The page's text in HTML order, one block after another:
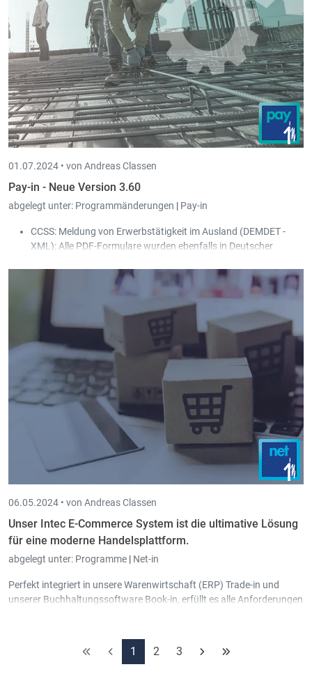
01.07.2024 • von Andreas Classen
Pay-in - Neue Version 3.60
abgelegt unter: Programmänderungen | Pay-in
CCSS: Meldung von Erwerbstätigkeit im Ausland (DEMDET -
XML): Alle PDF-Formulare wurden ebenfalls in Deutscher
Ausübung regelmäßiger Tätigkeiten in zwei oder mehr
Mitgliedstaaten
Antrag auf Entsendung in einen Mitgliedstaat
Antrag auf Entsendung in ein Drittland
Antrag auf Ausstellung einer Bescheinigung A1 für
Beamte, Seeleute und Besatzungsmitglieder im Bereich
der Luftfahrt
Antrag auf Erteilung eines Zeugnisses A1 für Rheinschiffer
06.05.2024 • von Andreas Classen
Unser Intec E-Commerce System ist die ultimative Lösung
für eine moderne Handelsplattform.
abgelegt unter: Programme | Net-in
Perfekt integriert in unsere Warenwirtschaft (ERP) Trade-in und
unserer Buchhaltungssoftware Book-in, erfüllt es alle Anforderungen
1 2 3